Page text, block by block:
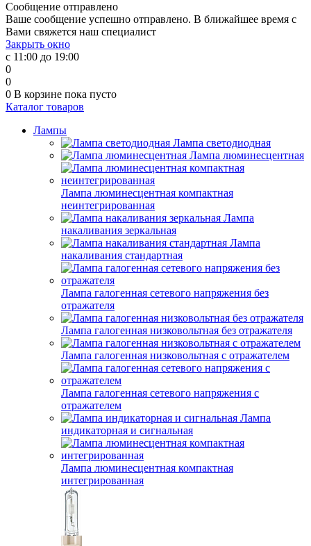
Сообщение отправлено
Ваше сообщение успешно отправлено. В ближайшее время с
Вами свяжется наш специалист
Закрыть окно
с 11:00 до 19:00
0
0
0 В корзине пока пусто
Каталог товаров
Лампы
Лампа светодиодная
Лампа люминесцентная
Лампа люминесцентная компактная
неинтегрированная
Лампа
накаливания зеркальная
Лампа
накаливания стандартная
Лампа галогенная сетевого напряжения без
отражателя
Лампа галогенная низковольтная без отражателя
Лампа галогенная низковольтная с отражателем
Лампа галогенная сетевого напряжения с
отражателем
Лампа
индикаторная и сигнальная
Лампа люминесцентная компактная
интегрированная